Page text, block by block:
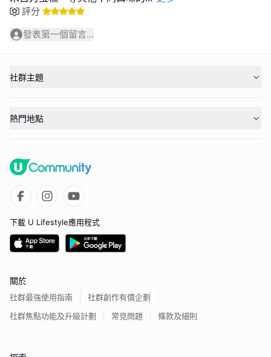
評分
發表第一個留言...
社群主題
熱門地點
下載 U Lifestyle應用程式
關於
社群最強使用指南
社群創作有價企劃
社群焦點功能及升級計劃
常見問題 條款及細則